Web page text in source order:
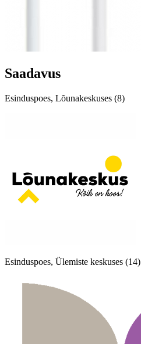
Saadavus
Esinduspoes, Lõunakeskuses (8)
Esinduspoes, Ülemiste keskuses (14)